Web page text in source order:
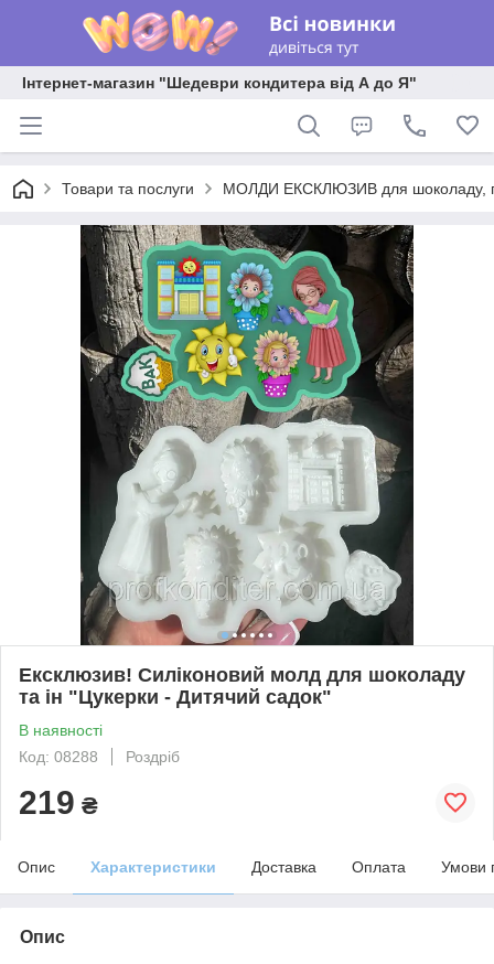
Інтернет-магазин "Шедеври кондитера від А до Я"
Товари та послуги МОЛДИ ЕКСКЛЮЗИВ для шоколаду,
Ексклюзив! Силіконовий молд для шоколаду
та ін "Цукерки - Дитячий садок"
В наявності
Код: 08288
Роздріб
219 ₴
Опис Характеристики Доставка Оплата Умови
Опис